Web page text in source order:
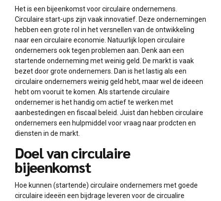
Het is een bijeenkomst voor circulaire ondernemens.
Circulaire start-ups zijn vaak innovatief. Deze ondernemingen
hebben een grote rol in het versnellen van de ontwikkeling
naar een circulaire economie. Natuurlijk lopen circulaire
ondernemers ook tegen problemen aan. Denk aan een
startende onderneming met weinig geld. De markt is vaak
bezet door grote ondernemers. Dan is het lastig als een
circulaire ondernemers weinig geld hebt, maar wel de ideeen
hebt om vooruit te komen. Als startende circulaire
ondernemer is het handig om actief te werken met
aanbestedingen en fiscaal beleid. Juist dan hebben circulaire
ondernemers een hulpmiddel voor vraag naar prodcten en
diensten in de markt.
Doel van circulaire
bijeenkomst
Hoe kunnen (startende) circulaire ondernemers met goede
circulaire ideeën een bijdrage leveren voor de circualire